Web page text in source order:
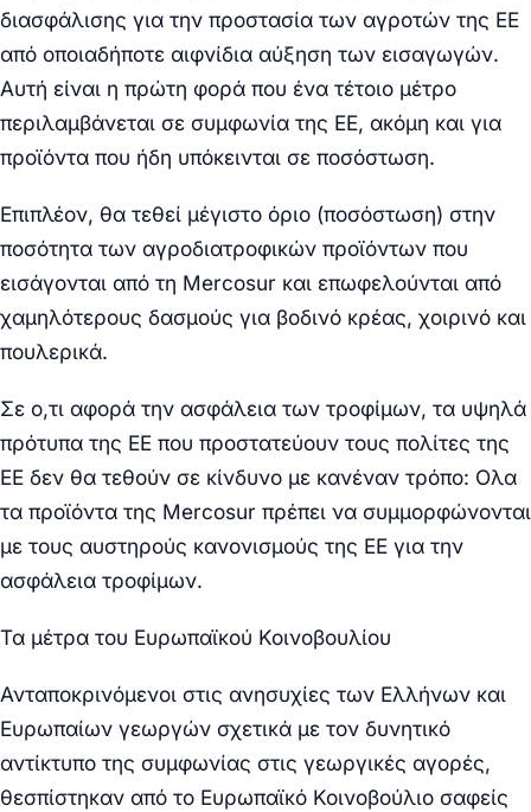
διασφάλισης για την προστασία των αγροτών της ΕΕ
από οποιαδήποτε αιφνίδια αύξηση των εισαγωγών.
Αυτή είναι η πρώτη φορά που ένα τέτοιο μέτρο
περιλαμβάνεται σε συμφωνία της ΕΕ, ακόμη και για
προϊόντα που ήδη υπόκεινται σε ποσόστωση.
Επιπλέον, θα τεθεί μέγιστο όριο (ποσόστωση) στην
ποσότητα των αγροδιατροφικών προϊόντων που
εισάγονται από τη Mercosur και επωφελούνται από
χαμηλότερους δασμούς για βοδινό κρέας, χοιρινό και
πουλερικά.
Σε ο,τι αφορά την ασφάλεια των τροφίμων, τα υψηλά
πρότυπα της ΕΕ που προστατεύουν τους πολίτες της
ΕΕ δεν θα τεθούν σε κίνδυνο με κανέναν τρόπο: Ολα
τα προϊόντα της Mercosur πρέπει να συμμορφώνονται
με τους αυστηρούς κανονισμούς της ΕΕ για την
ασφάλεια τροφίμων.
Τα μέτρα του Ευρωπαϊκού Κοινοβουλίου
Ανταποκρινόμενοι στις ανησυχίες των Ελλήνων και
Ευρωπαίων γεωργών σχετικά με τον δυνητικό
αντίκτυπο της συμφωνίας στις γεωργικές αγορές,
θεσπίστηκαν από το Ευρωπαϊκό Κοινοβούλιο σαφείς